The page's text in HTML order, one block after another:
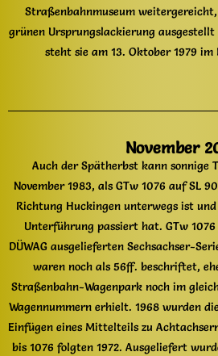
Straßenbahnmuseum
grünen Ursprungslackierung
steht sie am 13. Oktober 1979 im
November
Auch der Spätherbst kann sonnige
November 1983, als GTw 1076 auf SL
Richtung Huckingen unterwegs ist
Unterführung passiert hat. GTw
DÜWAG ausgelieferten Sechsachser-
waren noch als 56ff. beschriftet,
Straßenbahn-Wagenpark noch im
Wagennummern erhielt. 1968 wurden
Einfügen eines Mittelteils zu
bis 1076 folgten 1972. Ausgeliefert